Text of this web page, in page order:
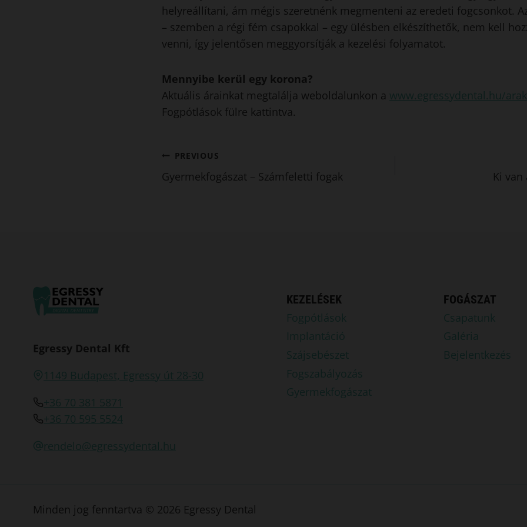
helyreállítani, ám mégis szeretnénk megmenteni az eredeti fogcsonkot.
– szemben a régi fém csapokkal – egy ülésben elkészíthetők, nem kell
venni, így jelentősen meggyorsítják a kezelési folyamatot.
Mennyibe kerül egy korona?
Aktuális árainkat megtalálja weboldalunkon a www.egressydental.hu/arak
Fogpótlások fülre kattintva.
Bejegyzés
navigáció
PREVIOUS
Gyermekfogászat – Számfeletti fogak Ki
Egressy Dental Kft
1149 Budapest, Egressy út 28-30
+36 70 381 5871
+36 70 595 5524
rendelo@egressydental.hu
KEZELÉSEK
Fogpótlások
Implantáció
Szájsebészet
Fogszabályozás
Gyermekfogászat
FOGÁSZAT
Csapatunk
Galéria
Bejelentkezés
Minden jog fenntartva © 2026 Egressy Dental